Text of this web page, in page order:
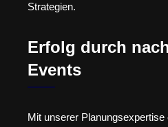
Strategien.
Erfolg durch
Events
Mit unserer Planungsexpertise